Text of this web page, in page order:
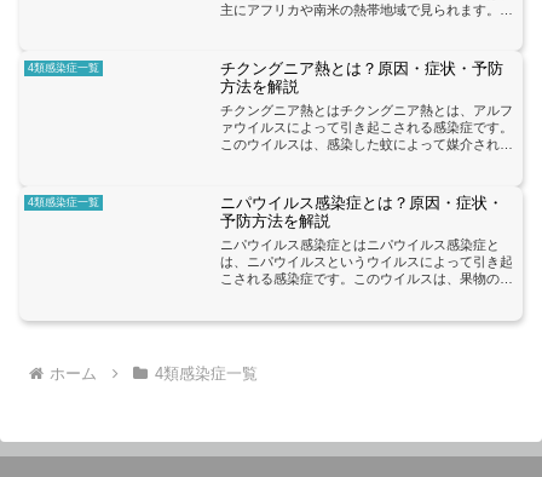
主にアフリカや南米の熱帯地域で見られます。黄
カイエカやヒトスジシ...
4類感染症一覧
チクングニア熱とは？原因・症状・予防
方法を解説
チクングニア熱とはチクングニア熱とは、アルフ
ァウイルスによって引き起こされる感染症です。
このウイルスは、感染した蚊によって媒介され、
染者が増加しています...
4類感染症一覧
ニパウイルス感染症とは？原因・症状・
予防方法を解説
ニパウイルス感染症とはニパウイルス感染症と
は、ニパウイルスというウイルスによって引き起
こされる感染症です。このウイルスは、果物のコ
ホーム 4類感染症一覧